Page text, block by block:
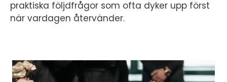
praktiska följdfrågor som ofta dyker upp först
när vardagen återvänder.